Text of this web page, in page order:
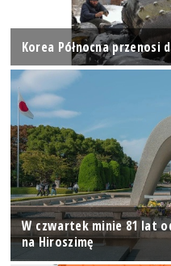
Korea Północna
W czwartek minie 81 lat
na Hiroszimę